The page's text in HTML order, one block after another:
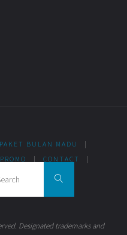
PAKET BULAN MADU
PROMO CONTACT
Search
Designated trademarks and